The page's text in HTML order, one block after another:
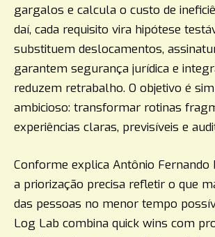
gargalos e calcula o custo de
daí, cada requisito vira hipótese
substituem deslocamentos,
garantem segurança jurídica e
reduzem retrabalho. O objetivo é
ambicioso: transformar rotinas
experiências claras, previsíveis e
Conforme explica Antônio Fernando
a priorização precisa refletir o que
das pessoas no menor tempo
Log Lab combina quick wins com